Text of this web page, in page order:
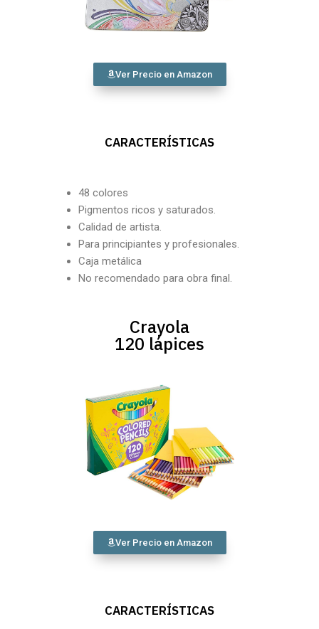
Ver Precio en Amazon
CARACTERÍSTICAS
48 colores
Pigmentos ricos y saturados.
Calidad de artista.
Para principiantes y profesionales.
Caja metálica
No recomendado para obra final.
Crayola
120 lápices
Ver Precio en Amazon
CARACTERÍSTICAS